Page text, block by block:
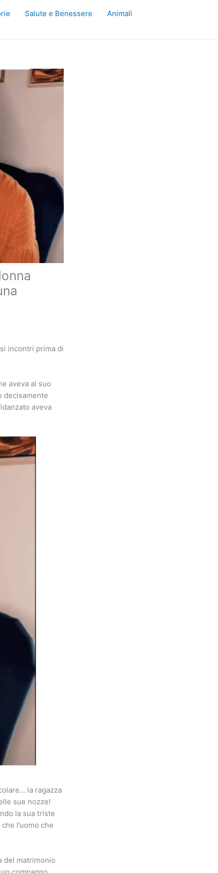
Salute e Benessere Animali
incontri prima di
aveva al suo
decisamente
aveva
la ragazza
sue nozze!
la sua triste
l’uomo che
del matrimonio